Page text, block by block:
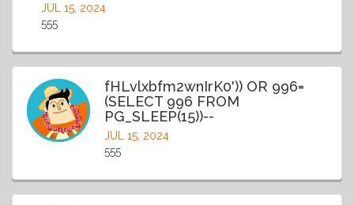
JUL 15, 2024
555
fHLvlxbfm2wnIrK0')) OR 996=
(SELECT 996 FROM
PG_SLEEP(15))--
JUL 15, 2024
555